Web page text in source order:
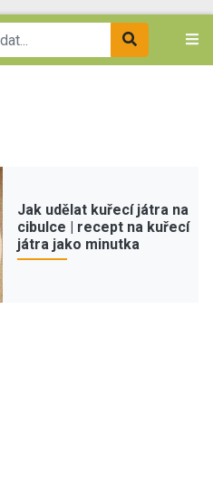
Jak udělat kuřecí játra na
cibulce | recept na kuřecí
játra jako minutka